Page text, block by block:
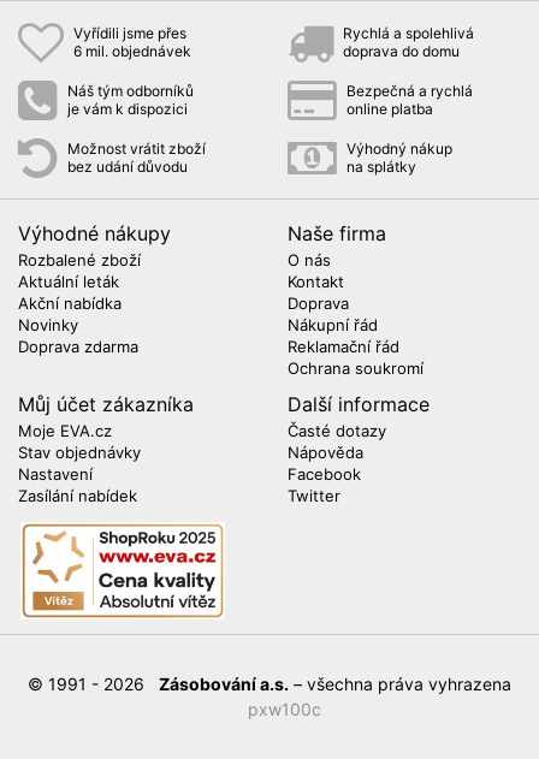
Vyřídili jsme přes
6 mil. objednávek
Rychlá a spolehlivá
doprava do domu
Náš tým odborníků
je vám k dispozici
Bezpečná a rychlá
online platba
Možnost vrátit zboží
bez udání důvodu
Výhodný nákup
na splátky
Výhodné nákupy
Rozbalené zboží
Aktuální leták
Akční nabídka
Novinky
Doprava zdarma
Naše firma
O nás
Kontakt
Doprava
Nákupní řád
Reklamační řád
Ochrana soukromí
Můj účet zákazníka
Moje EVA.cz
Stav objednávky
Nastavení
Zasílání nabídek
Další informace
Časté dotazy
Nápověda
Facebook
Twitter
© 1991 - 2026 Zásobování a.s. – všechna práva vyhrazena
pxw100c